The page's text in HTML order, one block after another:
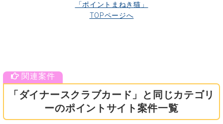
「ポイントまねき猫」
TOPページへ
「ダイナースクラブカード」と同じカテゴリ
ーのポイントサイト案件一覧